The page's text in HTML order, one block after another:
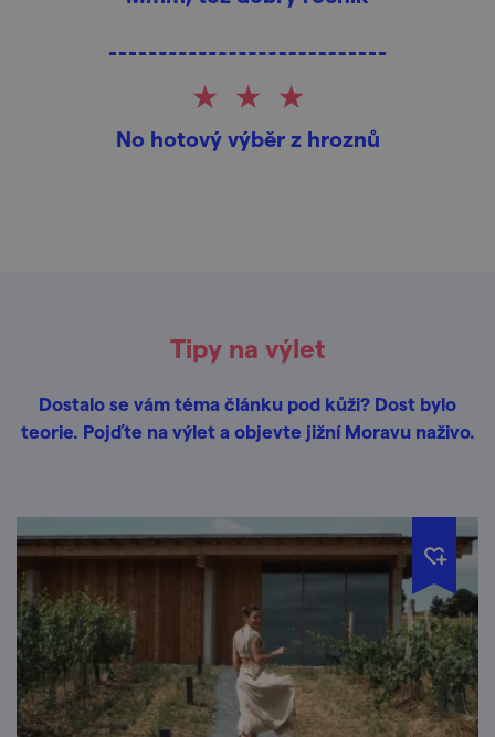
No hotový výběr z hroznů
Tipy na výlet
Dostalo se vám téma článku pod kůži? Dost bylo
teorie. Pojďte na výlet a objevte jižní Moravu naživo.